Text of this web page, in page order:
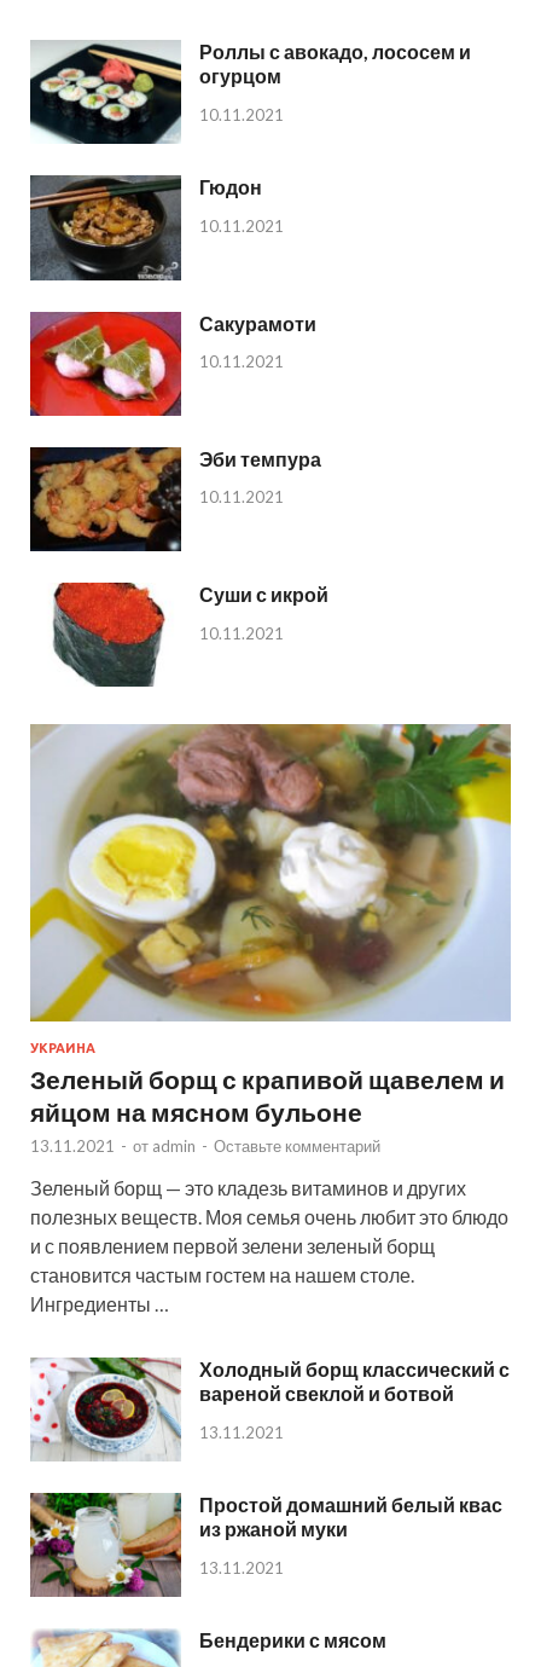
Роллы с авокадо, лососем и
огурцом
10.11.2021
Гюдон
10.11.2021
Сакурамоти
10.11.2021
Эби темпура
10.11.2021
Суши с икрой
10.11.2021
УКРАИНА
Зеленый борщ с крапивой щавелем и
яйцом на мясном бульоне
13.11.2021 - от admin - Оставьте комментарий
Зеленый борщ — это кладезь витаминов и других
полезных веществ. Моя семья очень любит это блюдо
и с появлением первой зелени зеленый борщ
становится частым гостем на нашем столе.
Ингредиенты …
Холодный борщ классический с
вареной свеклой и ботвой
13.11.2021
Простой домашний белый квас
из ржаной муки
13.11.2021
Бендерики с мясом